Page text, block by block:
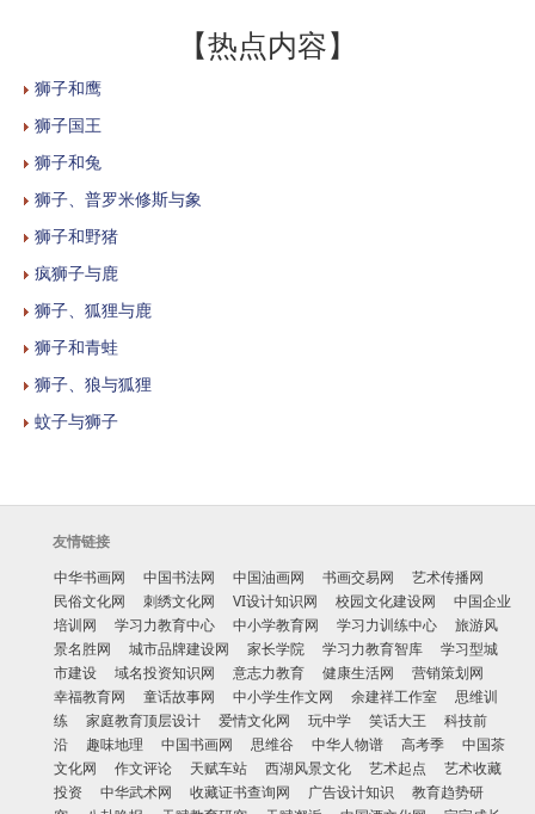
【热点内容】
狮子和鹰
狮子国王
狮子和兔
狮子、普罗米修斯与象
狮子和野猪
疯狮子与鹿
狮子、狐狸与鹿
狮子和青蛙
狮子、狼与狐狸
蚊子与狮子
友情链接
中华书画网
中国书法网 中国油画网 书画交易网
艺术传播网
民俗文化网
刺绣文化网 VI设计知识网 校园文化建设网
中国企业
培训网
学习力教育中心 中小学教育网 学习力训练中心
旅游风
景名胜网
城市品牌建设网 家长学院 学习力教育智库
学习型城
市建设
域名投资知识网 意志力教育 健康生活网
营销策划网
幸福教育网
童话故事网 中小学生作文网 余建祥工作室
思维训
练
家庭教育顶层设计 爱情文化网 玩中学 笑话大王
科技前
沿
趣味地理 中国书画网 思维谷 中华人物谱 高考季
中国茶
文化网
作文评论 天赋车站 西湖风景文化 艺术起点
艺术收藏
投资
中华武术网 收藏证书查询网 广告设计知识
教育趋势研